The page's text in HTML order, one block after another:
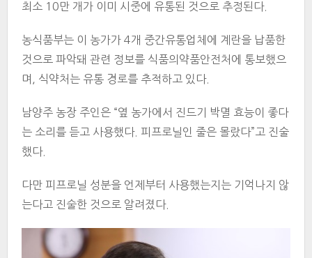
최소 10만 개가 이미 시중에 유통된 것으로 추정된다.
농식품부는 이 농가가 4개 중간유통업체에 계란을 납품한
것으로 파악돼 관련 정보를 식품의약품안전처에 통보했으
며, 식약처는 유통 경로를 추적하고 있다.
남양주 농장 주인은 “옆 농가에서 진드기 박멸 효능이 좋다
는 소리를 듣고 사용했다. 피프로닐인 줄은 몰랐다”고 진술
했다.
다만 피프로닐 성분을 언제부터 사용했는지는 기억나지 않
는다고 진술한 것으로 알려졌다.